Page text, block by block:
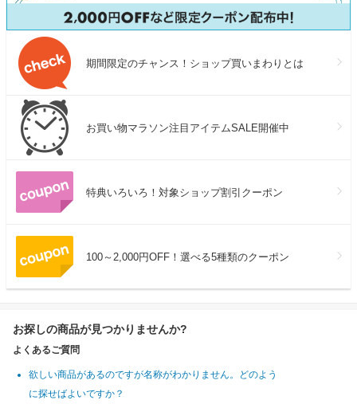
期間限定のチャンス！ショップ買いまわりとは
お買い物マラソン注目アイテムSALE開催中
特典いろいろ！対象ショップ割引クーポン
100～2,000円OFF！選べる5種類のクーポン
お探しの商品が見つかりませんか?
よくあるご質問
欲しい商品があるのですが名称がわかりません。どのよう
に探せばよいですか？